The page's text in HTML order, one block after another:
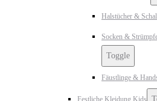
Halstücher &
Socken &
Toggle
Fäustlinge &
Festliche Kleidung Kids